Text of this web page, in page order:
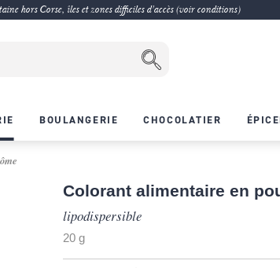
hors Corse, îles et zones difficiles d'accès (voir conditions)
BOULANGERIE CHOCOLATIER
Colorant alimentaire en
lipodispersible
20 g